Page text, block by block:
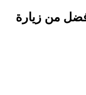
من زيارة